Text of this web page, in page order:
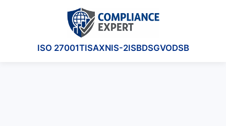
ISO 27001TISAXNIS-2ISBDSGVODSB